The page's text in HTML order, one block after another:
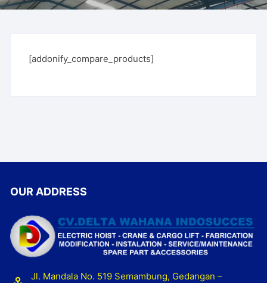
[addonify_compare_products]
OUR ADDRESS
Jl. Mandala No. 519 Semambung, Gedangan –